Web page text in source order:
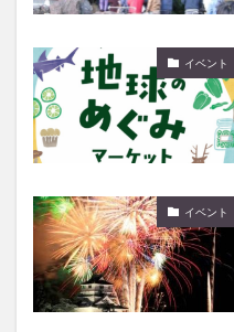
イベント
イベント